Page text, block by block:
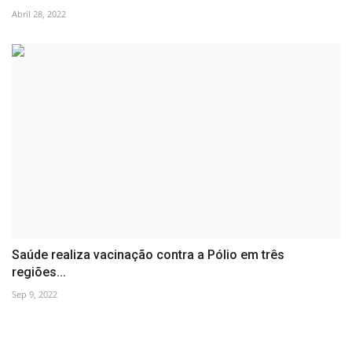
Abril 28, 2022
Saúde realiza vacinação contra a Pólio em três
regiões...
Sep 9, 2022